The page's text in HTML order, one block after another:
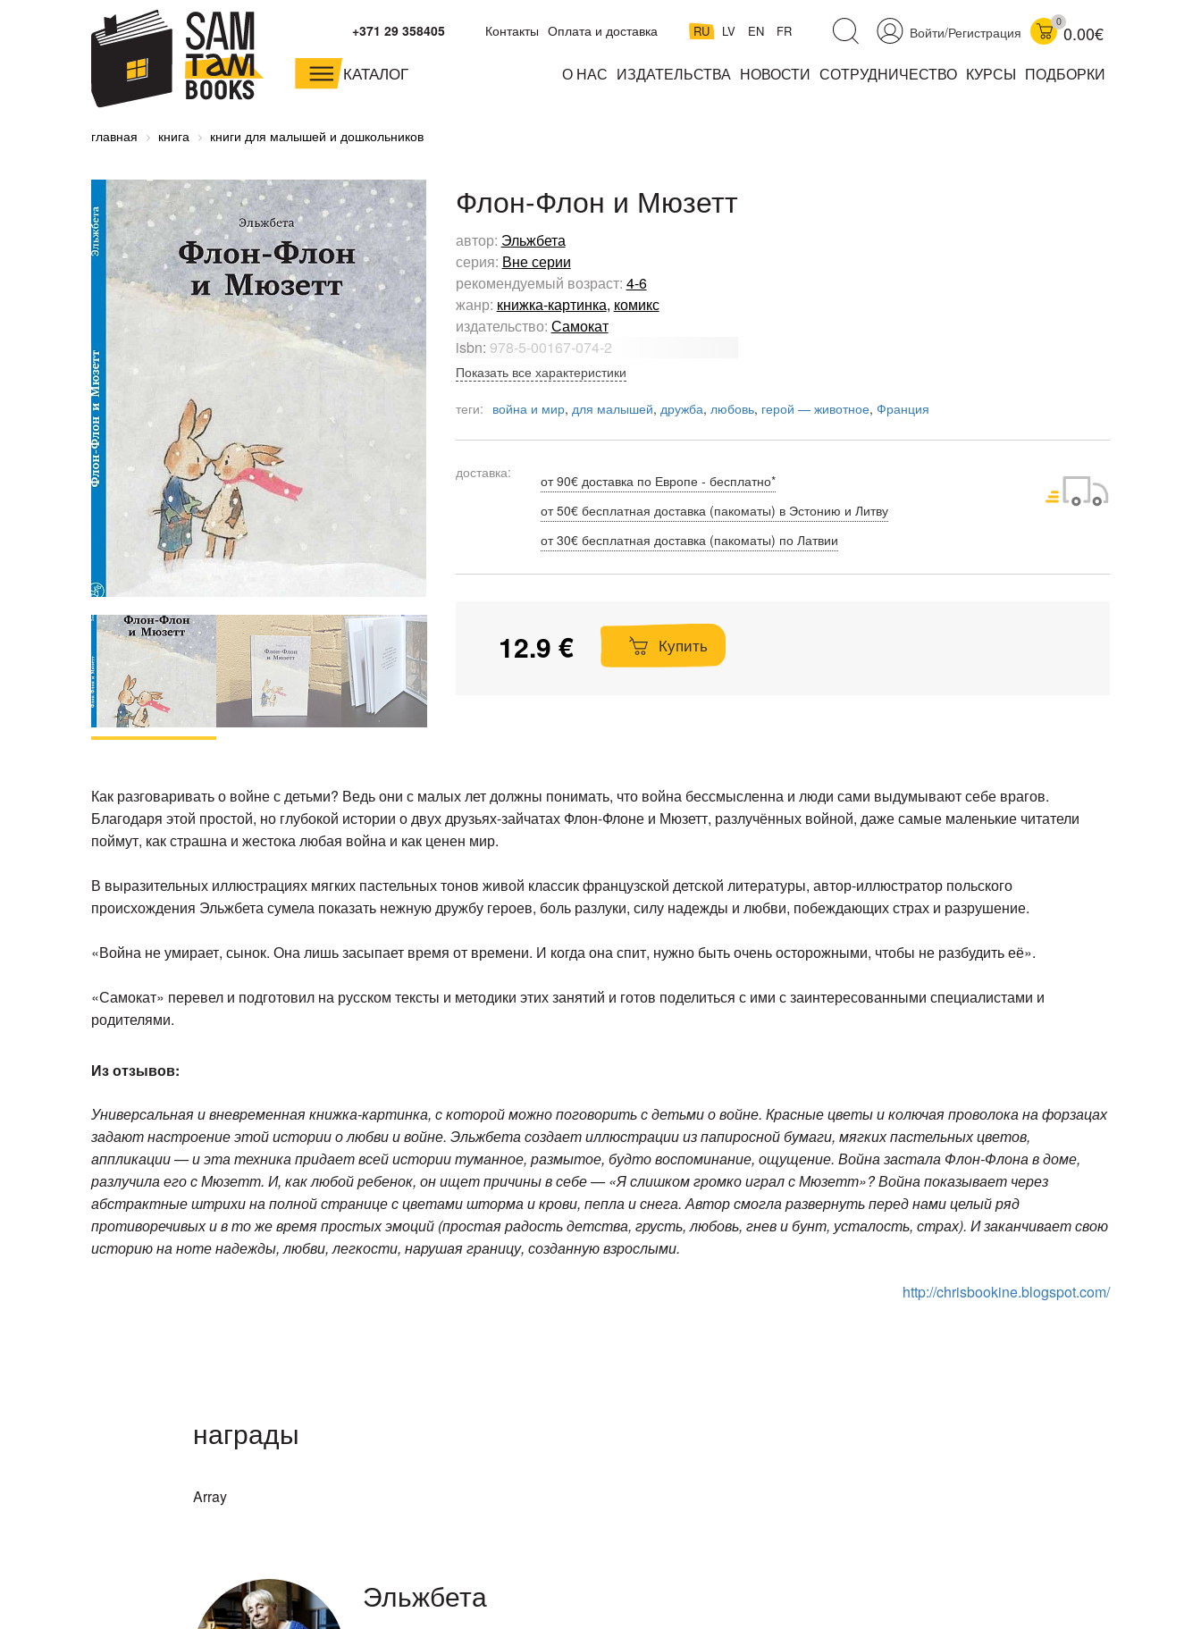
Войти/Регистрация
0
0.00€
RU LV EN FR
Контакты Оплата и доставка
+371 29 358405
КАТАЛОГ О НАС ИЗДАТЕЛЬСТВА НОВОСТИ СОТРУДНИЧЕСТВО КУРСЫ ПОДБОРКИ
малышам и
дошкольникам
младшим школьникам
главная книга книги для малышей и дошкольников
Флон-Флон и Мюзетт
автор: Эльжбета
серия: Вне серии
рекомендуемый возраст: 4-6
жанр: книжка-картинка, комикс
издательство: Самокат
isbn: 978-5-00167-074-2
Показать все характеристики
теги: война и мир, для малышей, дружба, любовь, герой — животное, Франция
доставка:
от 90€ доставка по Европе - бесплатно*
от 50€ бесплатная доставка (пакоматы) в Эстонию и Литву
от 30€ бесплатная доставка (пакоматы) по Латвии
12.9 € Купить
Как разговаривать о войне с детьми? Ведь они с малых лет должны понимать, что война бессмысленна и люди сами выдумывают себе врагов.
Благодаря этой простой, но глубокой истории о двух друзьях-зайчатах Флон-Флоне и Мюзетт, разлучённых войной, даже самые маленькие читатели
поймут, как страшна и жестока любая война и как ценен мир.
В выразительных иллюстрациях мягких пастельных тонов живой классик французской детской литературы, автор-иллюстратор польского
происхождения Эльжбета сумела показать нежную дружбу героев, боль разлуки, силу надежды и любви, побеждающих страх и разрушение.
«Война не умирает, сынок. Она лишь засыпает время от времени. И когда она спит, нужно быть очень осторожными, чтобы не разбудить её».
«Самокат» перевел и подготовил на русском тексты и методики этих занятий и готов поделиться с ими с заинтересованными специалистами и
родителями.
Из отзывов:
Универсальная и вневременная книжка-картинка, с которой можно поговорить с детьми о войне. Красные цветы и колючая проволока на форзацах
задают настроение этой истории о любви и войне. Эльжбета создает иллюстрации из папиросной бумаги, мягких пастельных цветов,
аппликации — и эта техника придает всей истории туманное, размытое, будто воспоминание, ощущение. Война застала Флон-Флона в доме,
разлучила его с Мюзетт. И, как любой ребенок, он ищет причины в себе — «Я слишком громко играл с Мюзетт»? Война показывает через
абстрактные штрихи на полной странице с цветами шторма и крови, пепла и снега. Автор смогла развернуть перед нами целый ряд
противоречивых и в то же время простых эмоций (простая радость детства, грусть, любовь, гнев и бунт, усталость, страх). И заканчивает свою
историю на ноте надежды, любви, легкости, нарушая границу, созданную взрослыми.
http://chrisbookine.blogspot.com/
награды
Array
Эльжбета